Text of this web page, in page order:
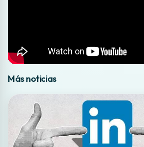
Más noticias